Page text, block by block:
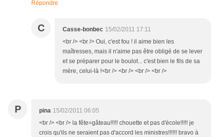
Répondre
C Casse-bonbec 15/02/2011 17:11
<br /> <br /> Oui, c'est fou ! il aime bien les
maîtresses, mais il n'aime pas être obligé de se lever
et se préparer pour le boulot... c'est bien le fils de sa
mère, celui-là !<br /> <br /> <br /> <br />
P pina 15/02/2011 06:05
<br /> <br /> la fête=gâteau!!!!! chouette et pas d'école!!!!! je
crois qu'ils ne seraient pas d'accord les ministres!!!!!! bravo à